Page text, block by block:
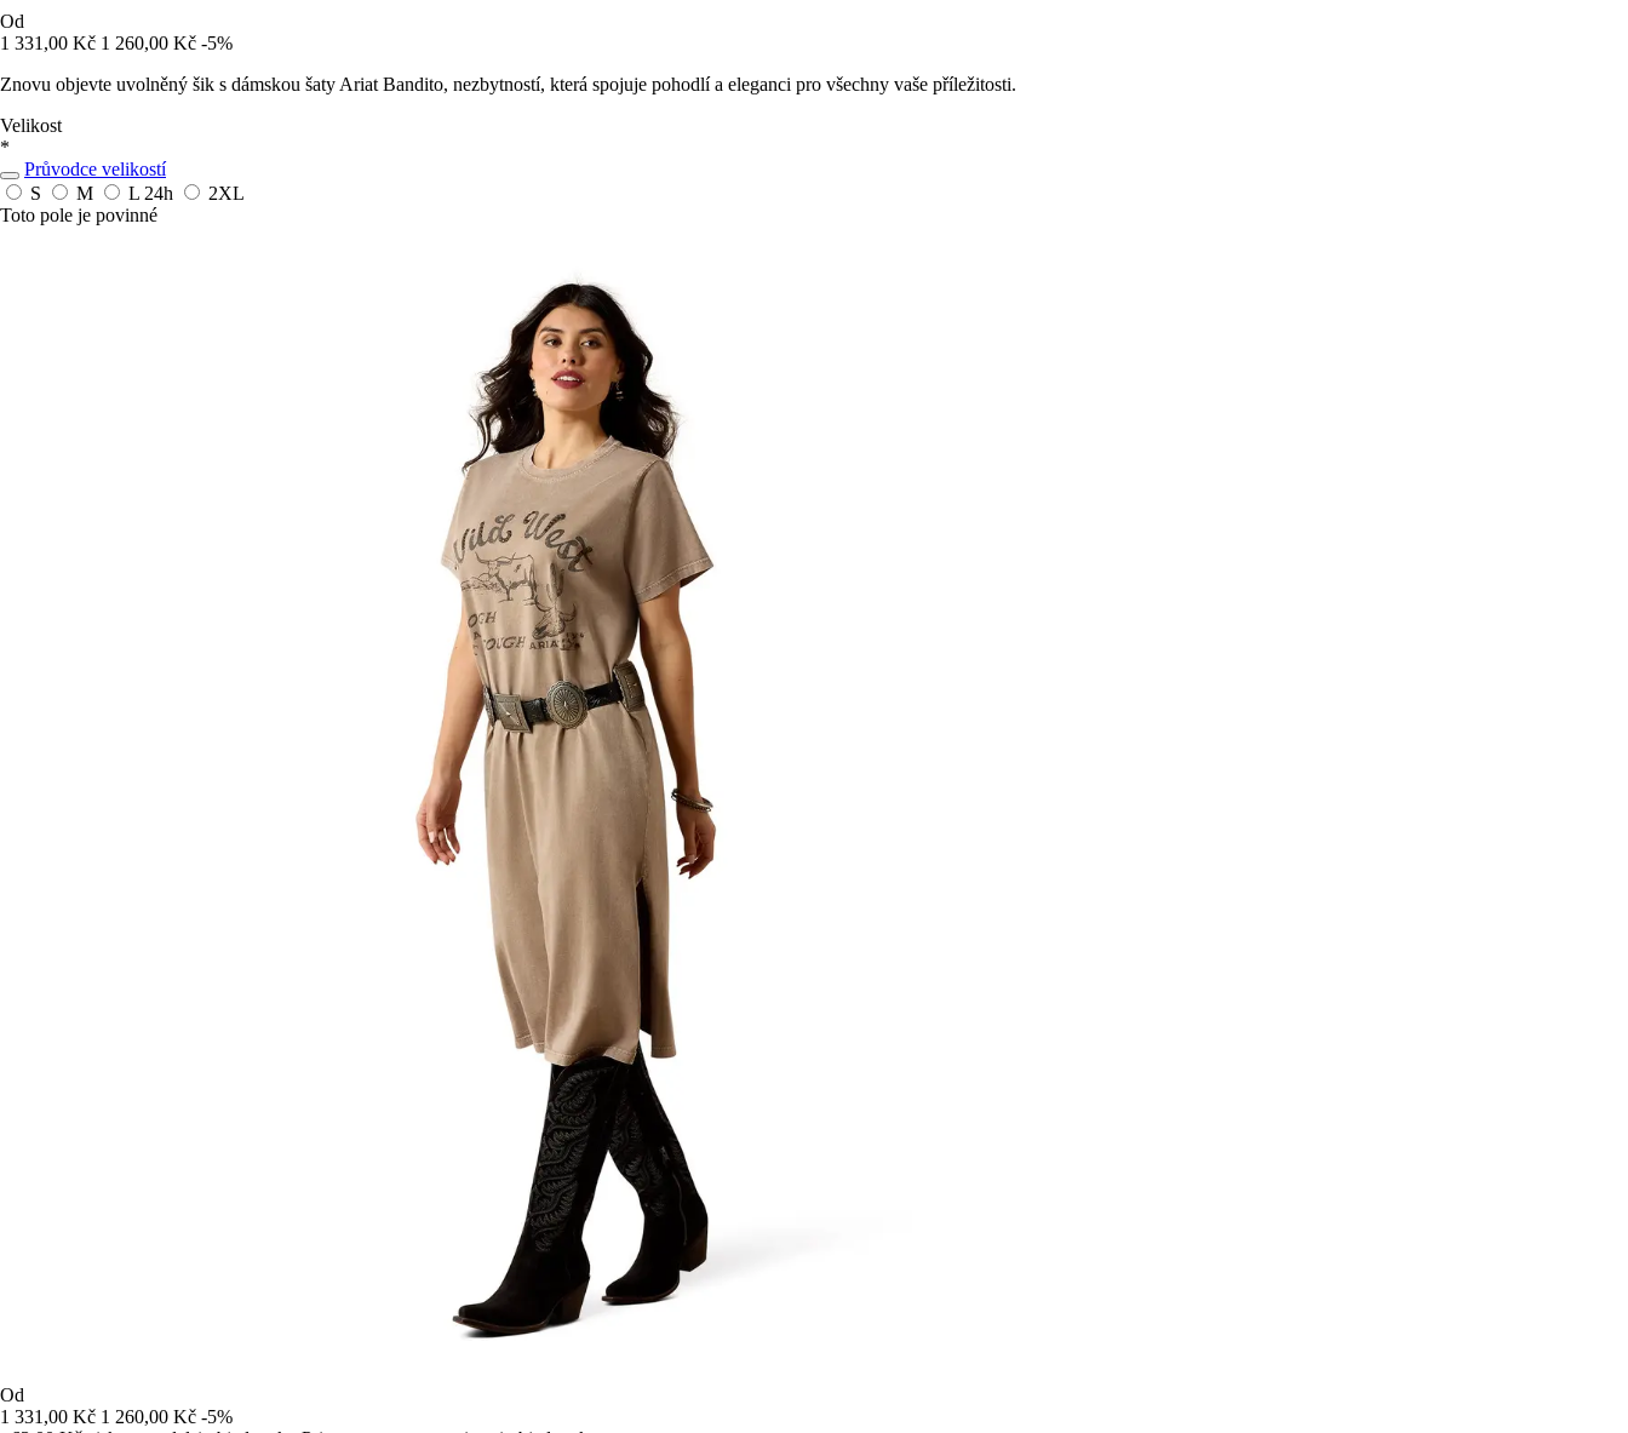
Od
1 331,00 Kč 1 260,00 Kč -5%
Znovu objevte uvolněný šik s dámskou šaty Ariat Bandito, nezbytností, která spojuje pohodlí a eleganci pro všechny vaše příležitosti.
Velikost
*
Průvodce velikostí
S
M L 24h
2XL
Toto pole je povinné
Od
1 331,00 Kč 1 260,00 Kč -5%